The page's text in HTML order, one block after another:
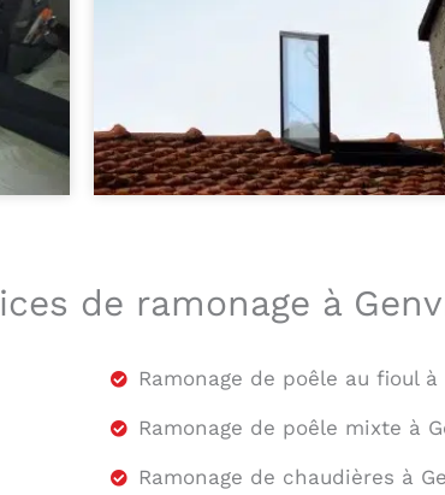
de ramonage à
Ramonage de poêle au fioul à
Ramonage de poêle mixte à
Ramonage de chaudières à